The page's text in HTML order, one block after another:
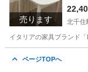
売ります 北千住
イタリアの家具ブランド
ページTOPへ